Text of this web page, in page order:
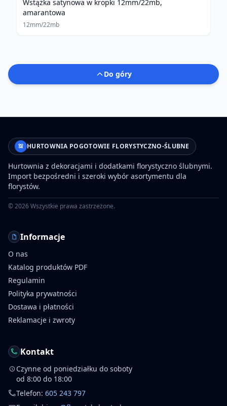
Wstążka satynowa w kropki 12mm/22mb,
amarantowa
12mm/22mb
Do góry
HURTOWNIA POGOTOWIE FLORYSTYCZNO-ŚLUBNE
Hurtownia z dekoracjami i dodatkami florystyczno ślubnymi.
Import bezpośredni i szeroki wybór asortymentu dla
florystów.
©2026Wszystkie prawa zastrzeżone.
Informacje
O nas
Katalog produktów PDF
Regulamin
Polityka prywatności
Dostawa i płatności
Reklamacje i zwroty
Kontakt
Czynne od poniedziałku do soboty
od 8:00 do 18:00
Telefon: 605 243 797